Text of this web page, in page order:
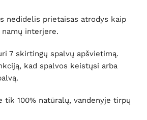
nedidelis prietaisas atrodys kaip
interjere.
7 skirtingų spalvų apšvietimą.
kad spalvos keistųsi arba
tik 100% natūralų, vandenyje tirpų